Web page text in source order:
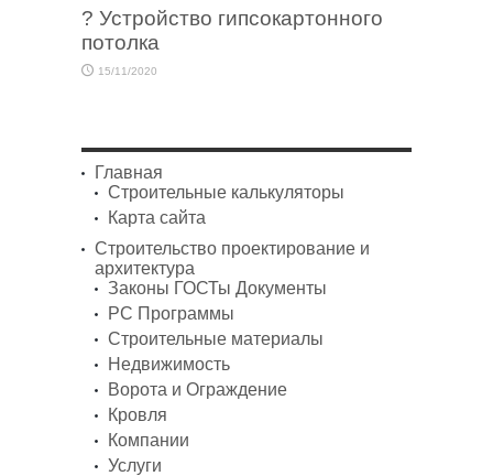
? Устройство гипсокартонного
потолка
15/11/2020
Главная
Строительные калькуляторы
Карта сайта
Строительство проектирование и
архитектура
Законы ГОСТы Документы
PC Программы
Строительные материалы
Недвижимость
Ворота и Ограждение
Кровля
Компании
Услуги